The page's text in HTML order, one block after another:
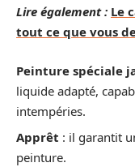
Lire également : Le
tout ce que vous
Peinture spéciale
liquide adapté,
intempéries.
Apprêt : il garantit
peinture.